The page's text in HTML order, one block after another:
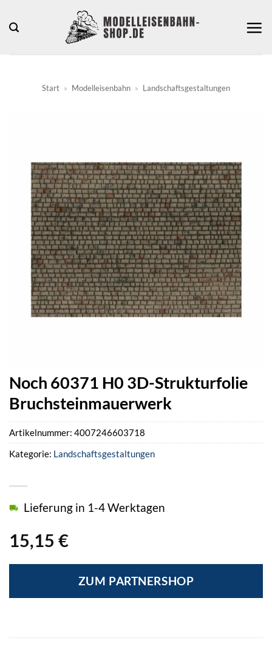
Inhalt
Start » Modelleisenbahn » Landschaftsgestaltungen
Noch 60371 H0 3D-Strukturfolie
Bruchsteinmauerwerk
15,15 €
Lieferung in 1-4 Werktagen
ZUM PARTNERSHOP
Artikelnummer: 4007246603718
Kategorie: Landschaftsgestaltungen